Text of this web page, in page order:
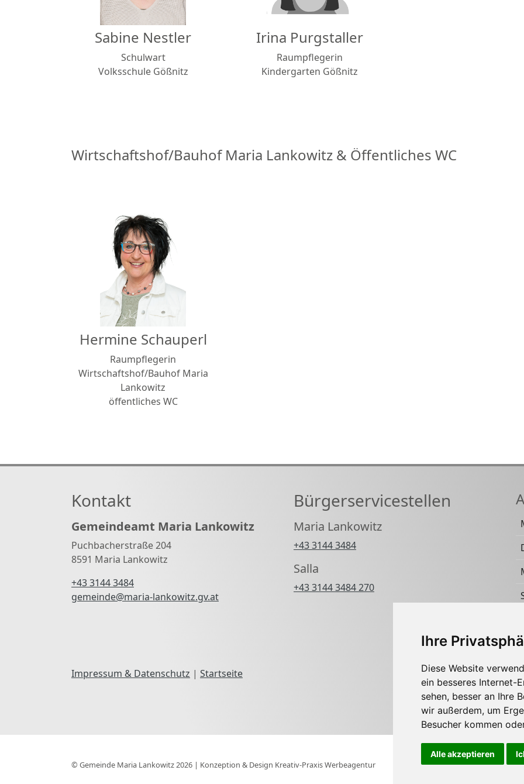
Ihre
Diese Website
ein besseres Internet-
sehen, besser an Ihre
wir außerdem, um
Besucher kommen
Alle akzeptieren
Sabine Nestler
Schulwart
Volksschule Gößnitz
Irina Purgstaller
Raumpflegerin
Kindergarten Gößnitz
Wirtschaftshof/Bauhof Maria Lankowitz & Öffentliches WC
Hermine Schauperl
Raumpflegerin
Wirtschaftshof/Bauhof Maria
Lankowitz
öffentliches WC
Kontakt
Gemeindeamt Maria Lankowitz
Puchbacherstraße 204
8591 Maria Lankowitz
+43 3144 3484
gemeinde@maria-lankowitz.gv.at
Bürgerservicestellen
Maria Lankowitz
+43 3144 3484
Salla
+43 3144 3484 270
Impressum & Datenschutz | Startseite
© Gemeinde Maria Lankowitz 2026 | Konzeption & Design Kreativ-Praxis Werbeagentur